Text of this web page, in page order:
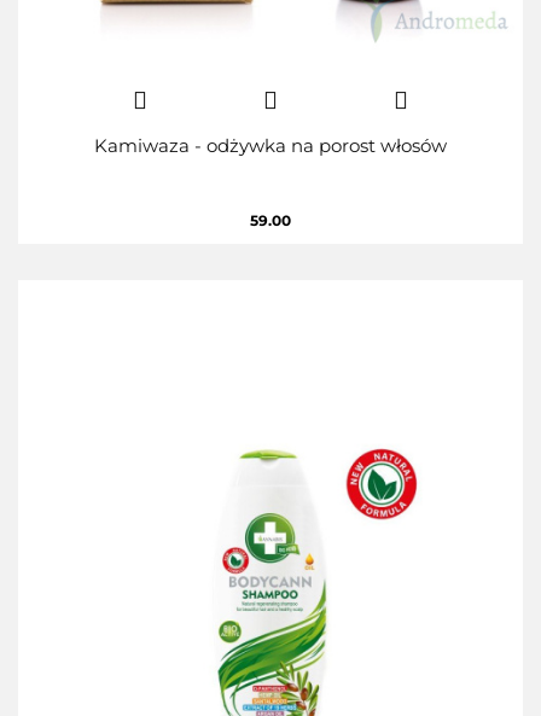
Kamiwaza - odżywka na porost włosów
59.00